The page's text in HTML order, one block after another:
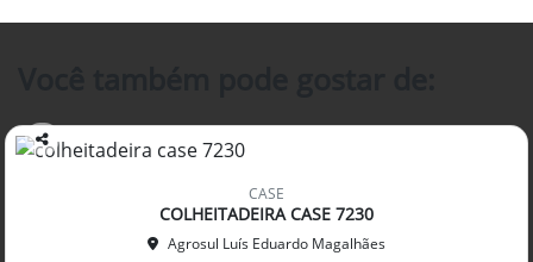
Co
CASE
COLHEITADEIRA CASE 7230
Agrosul Luís Eduardo Magalhães